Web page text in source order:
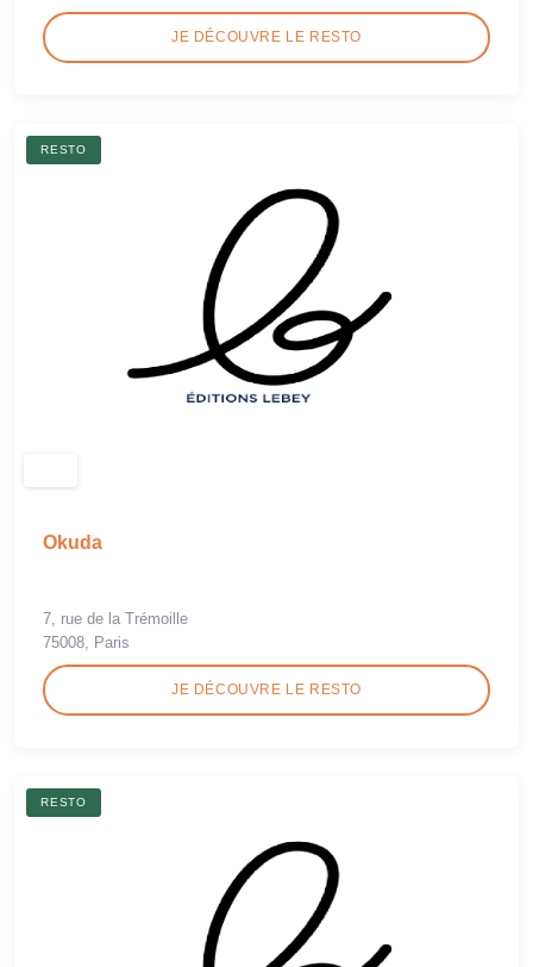
JE DÉCOUVRE LE RESTO
RESTO
Okuda
7, rue de la Trémoille
75008, Paris
JE DÉCOUVRE LE RESTO
RESTO